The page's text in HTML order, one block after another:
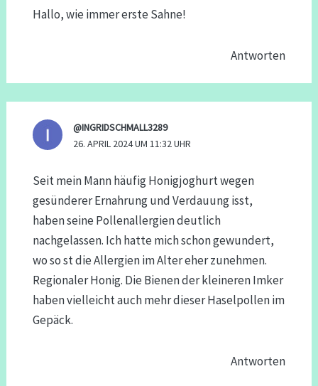
Hallo, wie immer erste Sahne!
Antworten
@INGRIDSCHMALL3289
26. APRIL 2024 UM 11:32 UHR
Seit mein Mann häufig Honigjoghurt wegen
gesünderer Ernahrung und Verdauung isst,
haben seine Pollenallergien deutlich
nachgelassen. Ich hatte mich schon gewundert,
wo so st die Allergien im Alter eher zunehmen.
Regionaler Honig. Die Bienen der kleineren Imker
haben vielleicht auch mehr dieser Haselpollen im
Gepäck.
Antworten